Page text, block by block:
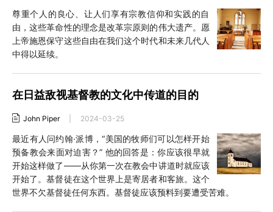
尊重个人的良心、让人们享有宗教信仰和实践的自
由，这些革命性的理念是改革宗原则的伟大遗产。愿
上帝施恩保守这些自由在我们这个时代和未来几代人
中得以延续。
在日益敌视基督教的文化中传道的目的
John Piper 2024-03-25
最近有人问约翰·派博，“美国的牧师们可以怎样开始
预备教会来面对迫害？” 他的回答是：你应该很早就
开始这样做了——从你第一次在教会中讲道时就应该
开始了。基督徒在这个世界上是寄居者和客旅。这个
世界不欠基督徒任何东西。基督徒应该预料到要遭受苦难。